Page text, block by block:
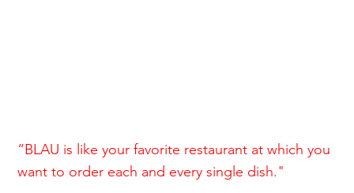
“BLAU is like your favorite restaurant at which you
want to order each and every single dish."